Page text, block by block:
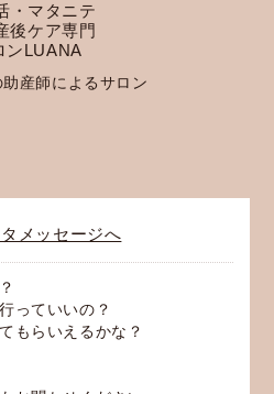
助産師によるサロン
メッセージへ
っていいの？
もらいえるかな？